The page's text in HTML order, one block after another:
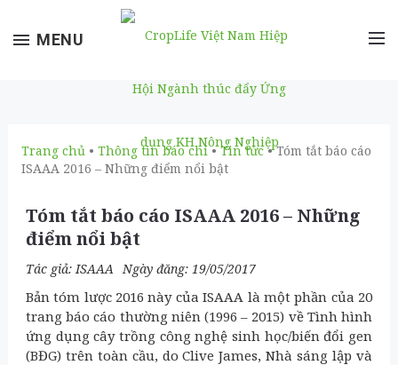
ToggleMENU
Trang chủ• Thông tin báo chí•Tin tức• Tóm tắt báo cáo
ISAAA 2016 – Những điểm nổi bật
Tóm tắt báo cáo ISAAA 2016 – Những
điểm nổi bật
Tác giả:ISAAA Ngày đăng: 19/05/2017
Bản tóm lược 2016 này của ISAAA là một phần của 20
trang báo cáo thường niên (1996 – 2015) về Tình hình
ứng dụng cây trồng công nghệ sinh học/biến đổi gen
(BĐG) trên toàn cầu, do Clive James, Nhà sáng lập và